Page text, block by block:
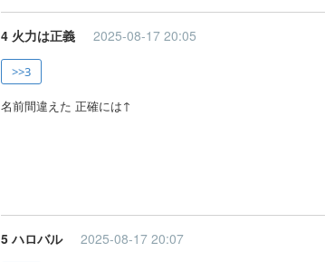
4 火力は正義 2025-08-17 20:05
>>3
名前間違えた 正確には↑
5 ハロバル 2025-08-17 20:07